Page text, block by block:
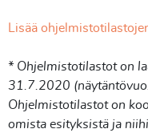
Lisää
* Ohjelmistotilastot on
31.7.2020
Ohjelmistotilastot on
omista esityksistä ja